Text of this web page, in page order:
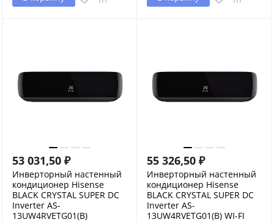
53 031,50 ₽
Инверторный настенный
кондиционер Hisense
BLACK CRYSTAL SUPER DC
Inverter AS-
13UW4RVETG01(B)
55 326,50 ₽
Инверторный настенный
кондиционер Hisense
BLACK CRYSTAL SUPER DC
Inverter AS-
13UW4RVETG01(B) WI-FI